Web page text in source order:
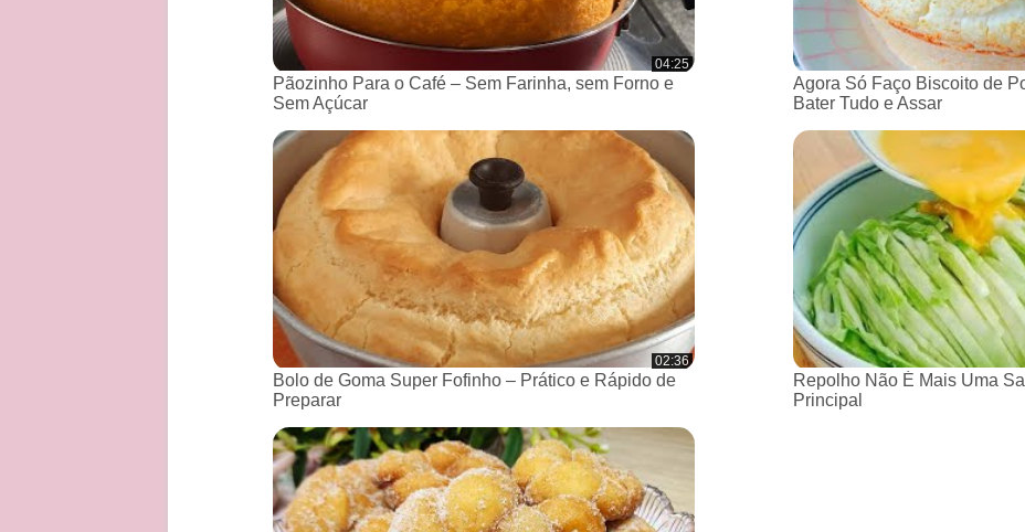
04:25
Pãozinho Para o Café – Sem Farinha, sem Forno e
Sem Açúcar
Agora Só Faço Biscoito de
Bater Tudo e Assar
02:36
Bolo de Goma Super Fofinho – Prático e Rápido de
Preparar
Repolho Não É Mais Uma
Principal